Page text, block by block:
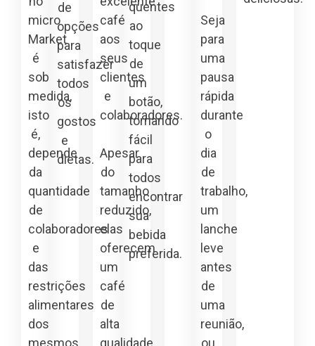
micro
Market
é
sob
medida,
isto
é,
depende
da
quantidade
de
colaboradores
e
das
restrições
alimentares
dos
mesmos.
de
opções
para
satisfazer
todos
os
gostos
e
dietas.
café
aos
seus
clientes
e
colaboradores.
Apesar
do
tamanho
reduzido,
elas
oferecem
um
café
de
alta
qualidade,
quentes
ao
toque
de
um
botão,
tornando
fácil
para
todos
encontrar
sua
bebida
preferida.
Seja
para
uma
pausa
rápida
durante
o
dia
de
trabalho,
um
lanche
leve
antes
de
uma
reunião,
ou